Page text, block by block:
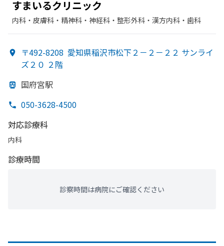
すまいるクリニック
内科・​皮膚科・​精神科・神経科・​整形外科・​漢方内科・​歯科
〒492-8208 愛知県稲沢市松下２－２－２２ サンライ
ズ２０ ２階
国府宮駅
050-3628-4500
対応診療科
内科
診療時間
診察時間は病院にご確認ください